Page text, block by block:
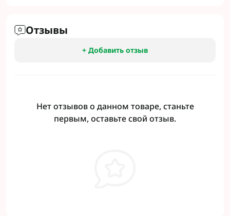
Отзывы
+ Добавить отзыв
Нет отзывов о данном товаре, станьте
первым, оставьте свой отзыв.